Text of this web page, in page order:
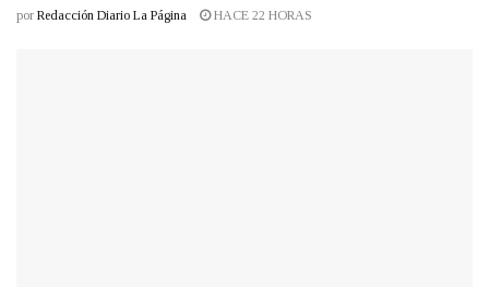
por Redacción Diario La Página HACE 22 HORAS